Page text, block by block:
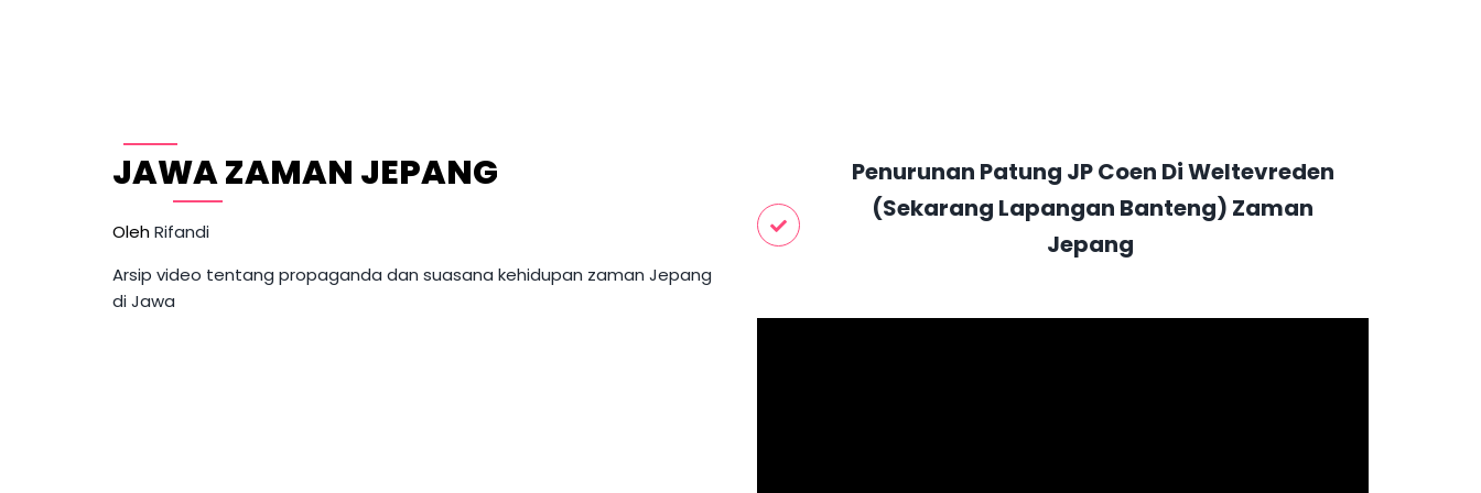
JAWA ZAMAN JEPANG
Oleh Rifandi
Arsip video tentang propaganda dan suasana kehidupan zaman Jepang
di Jawa
Penurunan Patung JP Coen Di Weltevreden
(sekarang Lapangan Banteng) Zaman
Jepang